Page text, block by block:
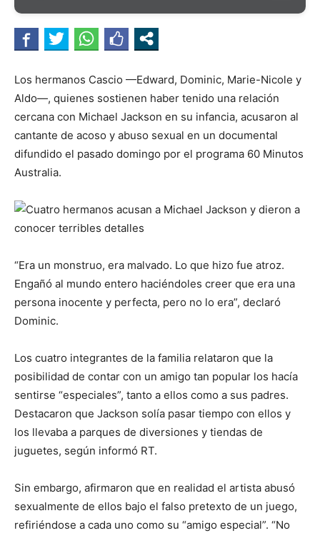
Los hermanos Cascio —Edward, Dominic, Marie-Nicole y
Aldo—, quienes sostienen haber tenido una relación
cercana con Michael Jackson en su infancia, acusaron al
cantante de acoso y abuso sexual en un documental
difundido el pasado domingo por el programa 60 Minutos
Australia.
“Era un monstruo, era malvado. Lo que hizo fue atroz.
Engañó al mundo entero haciéndoles creer que era una
persona inocente y perfecta, pero no lo era”, declaró
Dominic.
Los cuatro integrantes de la familia relataron que la
posibilidad de contar con un amigo tan popular los hacía
sentirse “especiales”, tanto a ellos como a sus padres.
Destacaron que Jackson solía pasar tiempo con ellos y
los llevaba a parques de diversiones y tiendas de
juguetes, según informó RT.
Sin embargo, afirmaron que en realidad el artista abusó
sexualmente de ellos bajo el falso pretexto de un juego,
refiriéndose a cada uno como su “amigo especial”. “No